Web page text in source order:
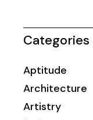
Categories
Aptitude
Architecture
Artistry